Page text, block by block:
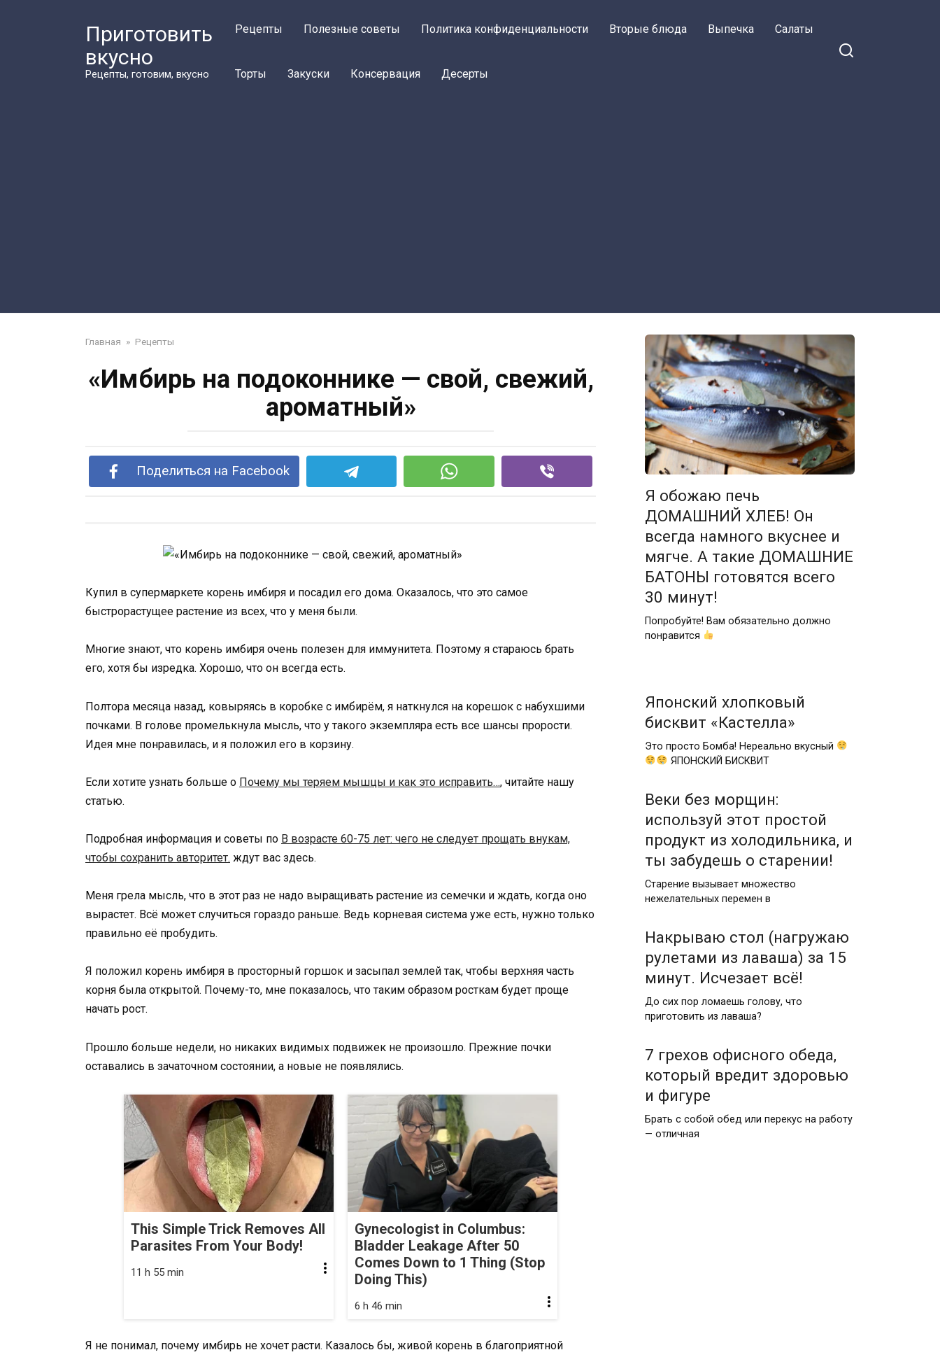
Приготовить
вкусно
Рецепты, готовим, вкусно
Рецепты Полезные советы Политика конфиденциальности Вторые блюда Выпечка Салаты
Торты Закуски Консервация Десерты
Главная » Рецепты
«Имбирь на подоконнике — свой, свежий,
ароматный»
Поделиться на Facebook
Купил в супермаркете корень имбиря и посадил его дома. Оказалось, что это самое
быстрорастущее растение из всех, что у меня были.
Многие знают, что корень имбиря очень полезен для иммунитета. Поэтому я стараюсь брать
его, хотя бы изредка. Хорошо, что он всегда есть.
Полтора месяца назад, ковыряясь в коробке с имбирём, я наткнулся на корешок с набухшими
почками. В голове промелькнула мысль, что у такого экземпляра есть все шансы прорости.
Идея мне понравилась, и я положил его в корзину.
Если хотите узнать больше о Почему мы теряем мышцы и как это исправить…, читайте нашу
статью.
Подробная информация и советы по В возрасте 60-75 лет: чего не следует прощать внукам,
чтобы сохранить авторитет. ждут вас здесь.
Меня грела мысль, что в этот раз не надо выращивать растение из семечки и ждать, когда оно
вырастет. Всё может случиться гораздо раньше. Ведь корневая система уже есть, нужно только
правильно её пробудить.
Я положил корень имбиря в просторный горшок и засыпал землей так, чтобы верхняя часть
корня была открытой. Почему-то, мне показалось, что таким образом росткам будет проще
начать рост.
Прошло больше недели, но никаких видимых подвижек не произошло. Прежние почки
оставались в зачаточном состоянии, а новые не появлялись.
This Simple Trick Removes All
Parasites From Your Body!
11 h 55 min
Gynecologist in Columbus:
Bladder Leakage After 50
Comes Down to 1 Thing (Stop
Doing This)
6 h 46 min
Я не понимал, почему имбирь не хочет расти. Казалось бы, живой корень в благоприятной
Я обожаю печь
ДОМАШНИЙ ХЛЕБ! Он
всегда намного вкуснее и
мягче. А такие ДОМАШНИЕ
БАТОНЫ готовятся всего
30 минут!
Попробуйте! Вам обязательно должно
понравится
Японский хлопковый
бисквит «Кастелла»
Это просто Бомба! Нереально вкусный
ЯПОНСКИЙ БИСКВИТ
Веки без морщин:
используй этот простой
продукт из холодильника, и
ты забудешь о старении!
Старение вызывает множество
нежелательных перемен в
Накрываю стол (нагружаю
рулетами из лаваша) за 15
минут. Исчезает всё!
До сих пор ломаешь голову, что
приготовить из лаваша?
7 грехов офисного обеда,
который вредит здоровью
и фигуре
Брать с собой обед или перекус на работу
— отличная